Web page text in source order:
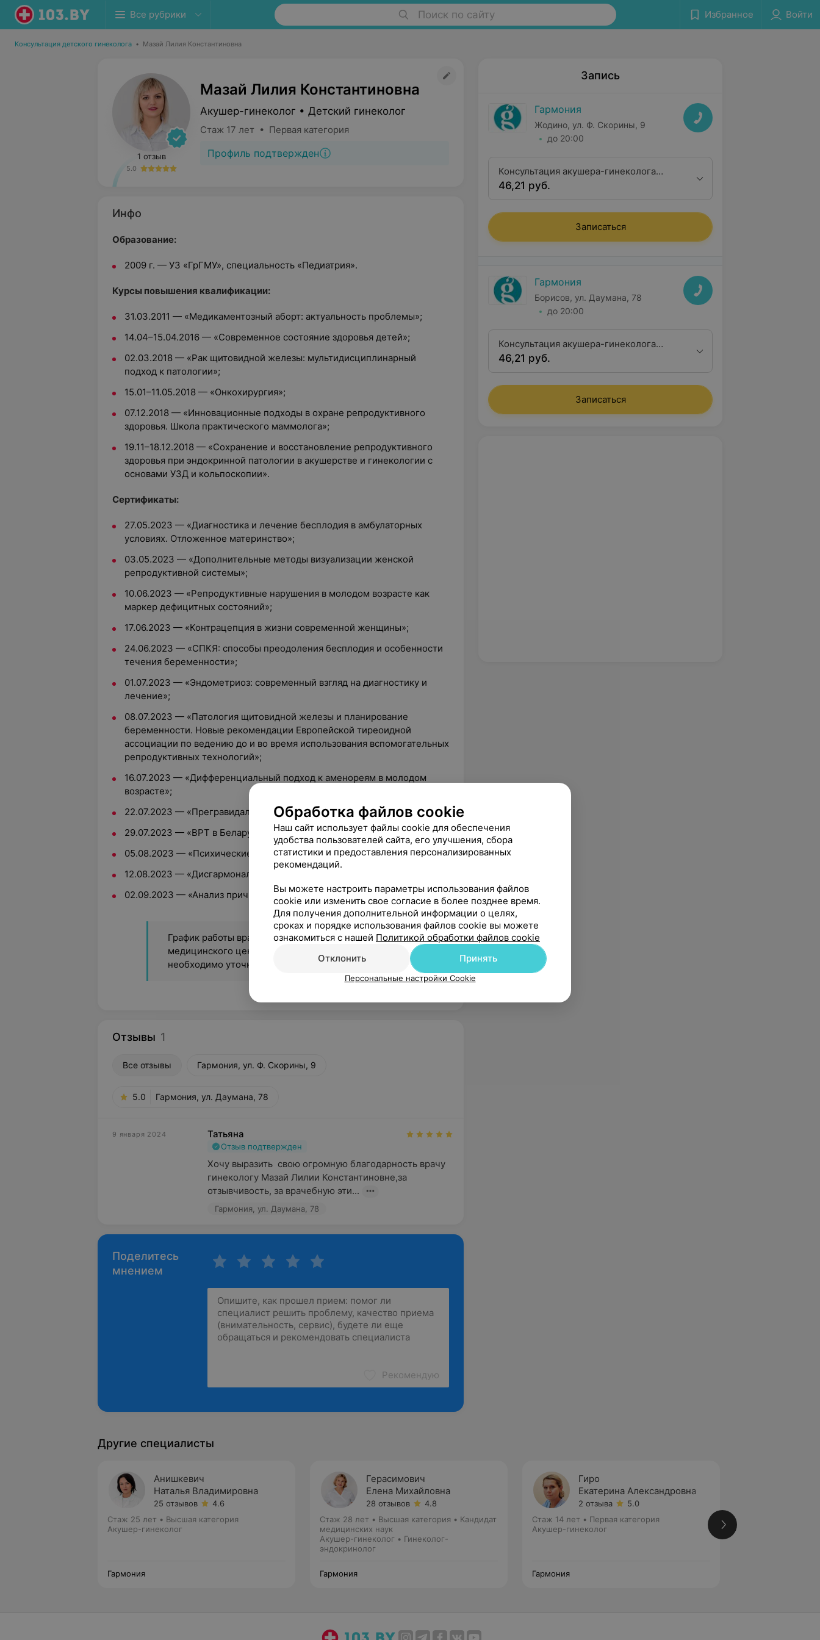
Все рубрики Поиск по сайту Избранное Войти
Консультация детского гинеколога • Мазай Лилия Константиновна
1 отзыв
5.0
Мазай Лилия Константиновна
Акушер-гинеколог • Детский гинеколог
Стаж 17 лет • Первая категория
Профиль подтвержден
Инфо
Образование:
2009 г. — УЗ «ГрГМУ», специальность «Педиатрия».
Курсы повышения квалификации:
31.03.2011 — «Медикаментозный аборт: актуальность проблемы»;
14.04–15.04.2016 — «Современное состояние здоровья детей»;
02.03.2018 — «Рак щитовидной железы: мультидисциплинарный
подход к патологии»;
15.01–11.05.2018 — «Онкохирургия»;
07.12.2018 — «Инновационные подходы в охране репродуктивного
здоровья. Школа практического маммолога»;
19.11–18.12.2018 — «Сохранение и восстановление репродуктивного
здоровья при эндокринной патологии в акушерстве и гинекологии с
основами УЗД и кольпоскопии».
Сертификаты:
27.05.2023 — «Диагностика и лечение бесплодия в амбулаторных
условиях. Отложенное материнство»;
03.05.2023 — «Дополнительные методы визуализации женской
репродуктивной системы»;
10.06.2023 — «Репродуктивные нарушения в молодом возрасте как
маркер дефицитных состояний»;
17.06.2023 — «Контрацепция в жизни современной женщины»;
24.06.2023 — «СПКЯ: способы преодоления бесплодия и особенности
течения беременности»;
01.07.2023 — «Эндометриоз: современный взгляд на диагностику и
лечение»;
08.07.2023 — «Патология щитовидной железы и планирование
беременности. Новые рекомендации Европейской тиреоидной
ассоциации по ведению до и во время использования вспомогательных
репродуктивных технологий»;
16.07.2023 — «Дифференциальный подход к аменореям в молодом
возрасте»;
22.07.2023 — «Прегравидальная подготовка в РБ»;
29.07.2023 — «ВРТ в Беларуси и в мире. Настоящее и будущее»;
05.08.2023 — «Психические растройства в перинатальный периоде»;
12.08.2023 — «Дисгармональные заболевания молочной железы»;
02.09.2023 — «Анализ причин неудач ВРТ, взгляд репродуктолога».
График работы врача соответствует графику работы
медицинского центра, доступное для записи время
необходимо уточнять в медицинском центре.
Отзывы 1
Все отзывы Гармония, ул. Ф. Скорины, 9
5.0 Гармония, ул. Даумана, 78
9 января 2024 Татьяна
Отзыв подтвержден
Хочу выразить  свою огромную благодарность врачу
гинекологу Мазай Лилии Константиновне,за
отзывчивость, за врачебную эти...
Гармония, ул. Даумана, 78
Поделитесь
мнением
Рекомендую
Запись
Гармония
Жодино, ул. Ф. Скорины, 9
до 20:00
Консультация акушера-гинеколога
первой квалификационной категории
46,21 руб.
Записаться
Гармония
Борисов, ул. Даумана, 78
до 20:00
Консультация акушера-гинеколога
первой квалификационной категории
46,21 руб.
Записаться
Другие специалисты
Анишкевич
Наталья Владимировна
25 отзывов
4.6
Стаж 25 лет • Высшая категория
Акушер-гинеколог
Гармония
Герасимович
Елена Михайловна
28 отзывов
4.8
Стаж 28 лет • Высшая категория • Кандидат
медицинских наук
Акушер-гинеколог • Гинеколог-
эндокринолог
Гармония
Гиро
Екатерина Александровна
2 отзыва
5.0
Стаж 14 лет • Первая категория
Акушер-гинеколог
Гармония
Обработка файлов cookie
Наш сайт использует файлы cookie для обеспечения
удобства пользователей сайта, его улучшения, сбора
статистики и предоставления персонализированных
рекомендаций.
Вы можете настроить параметры использования файлов
cookie или изменить свое согласие в более позднее время.
Для получения дополнительной информации о целях,
сроках и порядке использования файлов cookie вы можете
ознакомиться с нашей Политикой обработки файлов cookie
Отклонить
Принять
Персональные настройки Cookie